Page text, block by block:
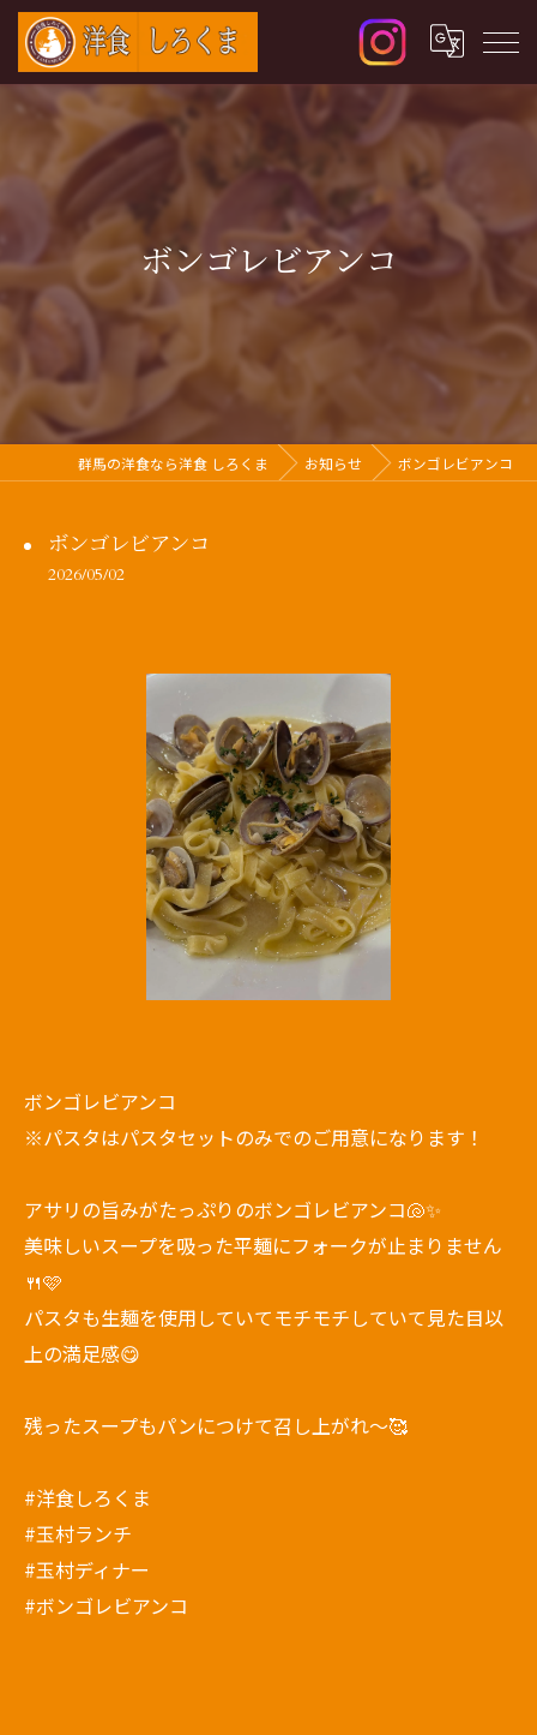
ボンゴレビアンコ
群馬の洋食なら洋食 しろくま お知らせ ボンゴレビアンコ
ボンゴレビアンコ
2026/05/02
ボンゴレビアンコ
※パスタはパスタセットのみでのご用意になります！
アサリの旨みがたっぷりのボンゴレビアンコ🐚✨
美味しいスープを吸った平麺にフォークが止まりません
🍴🩷
パスタも生麺を使用していてモチモチしていて見た目以
上の満足感😋
残ったスープもパンにつけて召し上がれ〜🥰
#洋食しろくま
#玉村ランチ
#玉村ディナー
#ボンゴレビアンコ